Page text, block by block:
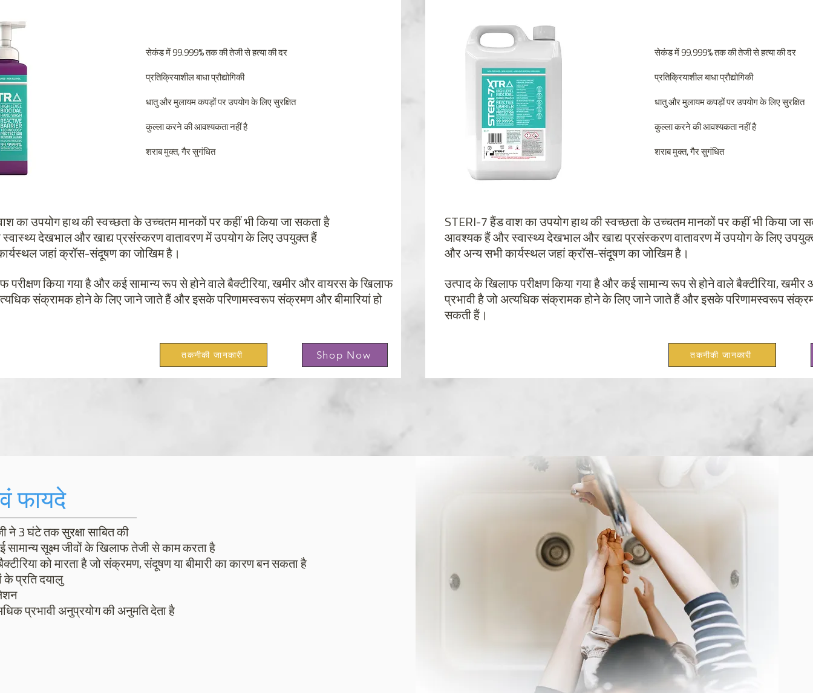
फायदे
ने 3 घंटे तक सुरक्षा साबित की
सूक्ष्म जीवों के खिलाफ तेजी से काम करता है
को मारता है जो संक्रमण, संदूषण या बीमारी का कारण बन सकता है
के प्रति दयालु
प्रभावी अनुप्रयोग की अनुमति देता है
का उपयोग हाथ की स्वच्छता के उच्चतम मानकों पर कहीं भी किया जा सकता है
देखभाल और खाद्य प्रसंस्करण वातावरण में उपयोग के लिए उपयुक्त हैं
जहां क्रॉस-संदूषण का जोखिम है।
परीक्षण किया गया है और कई सामान्य रूप से होने वाले बैक्टीरिया, खमीर और वायरस के खिलाफ
संक्रामक होने के लिए जाने जाते हैं और इसके परिणामस्वरूप संक्रमण और बीमारियां हो
सेकंड में 99.999% तक की तेजी से हत्या की दर
प्रतिक्रियाशील बाधा प्रौद्योगिकी
धातु और मुलायम कपड़ों पर उपयोग के लिए सुरक्षित
कुल्ला करने की आवश्यकता नहीं है
शराब मुक्त, गैर सुगंधित
तकनीकी जानकारी Shop Now
STERI-7 हैंड वाश का उपयोग हाथ की स्वच्छता के उच्चतम मानकों पर कहीं भी किया जा
आवश्यक हैं और स्वास्थ्य देखभाल और खाद्य प्रसंस्करण वातावरण में उपयोग के लिए
और अन्य सभी कार्यस्थल जहां क्रॉस-संदूषण का जोखिम है।
उत्पाद के खिलाफ परीक्षण किया गया है और कई सामान्य रूप से होने वाले बैक्टीरिया,
प्रभावी है जो अत्यधिक संक्रामक होने के लिए जाने जाते हैं और इसके परिणामस्वरूप
सकती हैं।
सेकंड में 99.999% तक की तेजी से हत्या की दर
प्रतिक्रियाशील बाधा प्रौद्योगिकी
धातु और मुलायम कपड़ों पर उपयोग के लिए सुरक्षित
कुल्ला करने की आवश्यकता नहीं है
शराब मुक्त, गैर सुगंधित
तकनीकी जानकारी